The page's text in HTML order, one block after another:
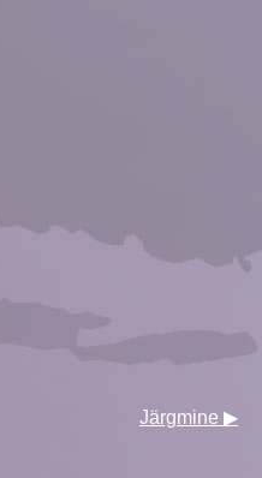
Järgmine ▶